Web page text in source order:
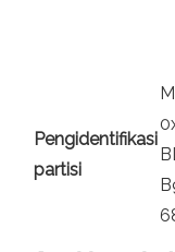
Pengidentifikasi
partisi